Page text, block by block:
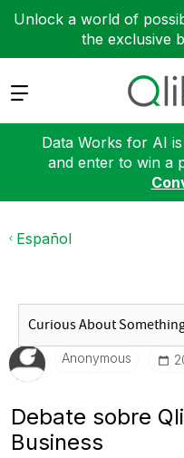
Unlock a world of
the exclusive
Expand
Data Works for AI
and enter to win a
Español
Anonymous
Debate sobre
Business